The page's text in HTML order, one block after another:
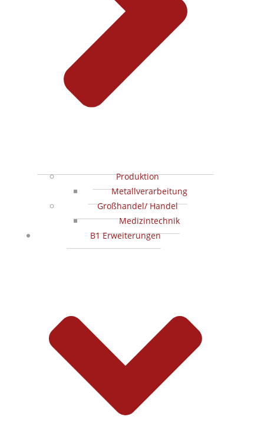
Produktion
Metallverarbeitung
Großhandel/ Handel
Medizintechnik
B1 Erweiterungen